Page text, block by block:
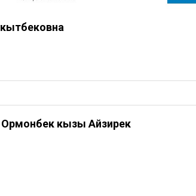
Ормонбек кызы Айзирек